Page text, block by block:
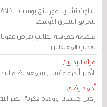
ساوث تشاينا مورنينغ بوست:
بتمزيق الشرق الأوسط
منظمة حقوقية تطالب بفرض
تعذيب المعتقلين
مرآة البحرين
الأمير أندرو وغسل سمعة نظام
أحمد رضي
رحيل جسدي، وولادة فكرية: نصر